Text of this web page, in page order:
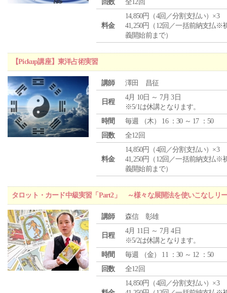
回数 全12回
料金
14,850円（4回／分割支払い）×3
41,250円（12回／一括前納支払※
義開始前まで）
【Pickup講座】東洋占術実習
講師 澤田 昌征
日程
4月 10日 ～ 7月 3日
※5/1は休講となります。
時間
毎週 （木） 16 ：30 ～ 17 ：50
回数
全12回
料金
14,850円（4回／分割支払い）×3
41,250円（12回／一括前納支払※
義開始前まで）
タロット・カード中級実習「Part2」 ～様々な展開法を使いこなしリ
講師 森信 彰雄
日程
4月 11日 ～ 7月 4日
※5/2は休講となります。
時間
毎週 （金） 11 ：30 ～ 12 ：50
回数
全12回
14,850円（4回／分割支払い）×3